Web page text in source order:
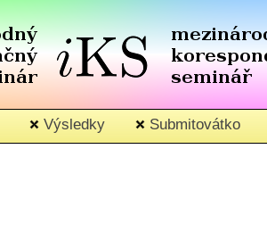
Výsledky Submitovátko